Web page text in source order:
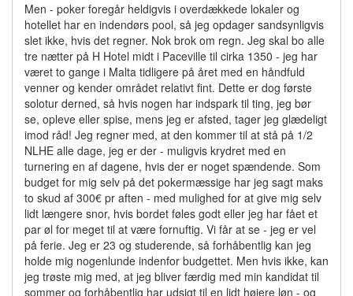
Men - poker foregår heldigvis i overdækkede lokaler og
hotellet har en indendørs pool, så jeg opdager sandsynligvis
slet ikke, hvis det regner. Nok brok om regn. Jeg skal bo alle
tre nætter på H Hotel midt i Paceville til cirka 1350 - jeg har
været to gange i Malta tidligere på året med en håndfuld
venner og kender området relativt fint. Dette er dog første
solotur derned, så hvis nogen har indspark til ting, jeg bør
se, opleve eller spise, mens jeg er afsted, tager jeg glædeligt
imod råd! Jeg regner med, at den kommer til at stå på 1/2
NLHE alle dage, jeg er der - muligvis krydret med en
turnering en af dagene, hvis der er noget spændende. Som
budget for mig selv på det pokermæssige har jeg sagt maks
to skud af 300€ pr aften - med mulighed for at give mig selv
lidt længere snor, hvis bordet føles godt eller jeg har fået et
par øl for meget til at være fornuftig. Vi får at se - jeg er vel
på ferie. Jeg er 23 og studerende, så forhåbentlig kan jeg
holde mig nogenlunde indenfor budgettet. Men hvis ikke, kan
jeg trøste mig med, at jeg bliver færdig med min kandidat til
sommer og forhåbentlig har udsigt til en lidt højere løn - og